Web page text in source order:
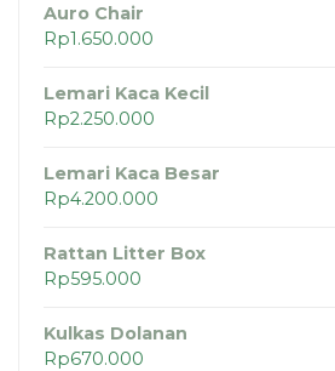
Auro Chair
Rp1.650.000
Lemari Kaca Kecil
Rp2.250.000
Lemari Kaca Besar
Rp4.200.000
Rattan Litter Box
Rp595.000
Kulkas Dolanan
Rp670.000